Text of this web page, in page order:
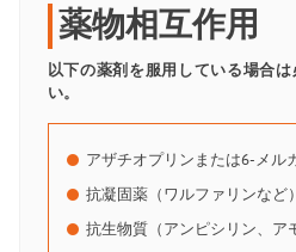
薬物相互作用
以下の薬剤を服用している場合
い。
アザチオプリンまたは6-メル
抗凝固薬（ワルファリンなど）
抗生物質（アンピシリン、ア